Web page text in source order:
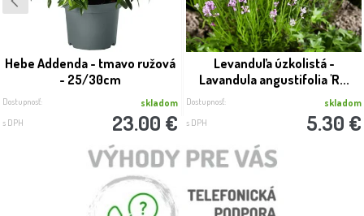
Hebe Addenda - tmavo ružová
- 25/30cm
Dostupnosť: skladom
s DPH 23.00 €
Levanduľa úzkolistá -
Lavandula angustifolia 'R...
Dostupnosť: skladom
s DPH 5.30 €